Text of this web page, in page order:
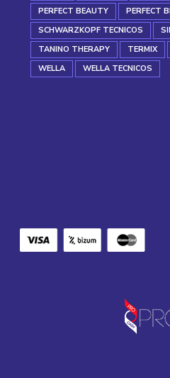
PERFECT BEAUTY
PERFECT
SCHWARZKOPF TECNICOS
TANINO THERAPY
TERMIX
WELLA
WELLA TECNICOS